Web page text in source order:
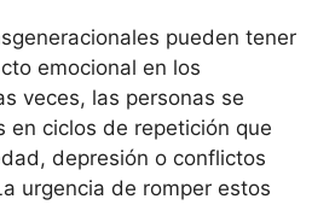
pueden tener
emocional en los
veces, las personas se
en ciclos de repetición que
depresión o conflictos
urgencia de romper estos